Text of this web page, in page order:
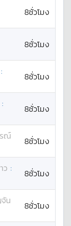
8ชั่วโมง
8ชั่วโมง
:
8ชั่วโมง
:
8ชั่วโมง
ณ์
8ชั่วโมง
ว :
8ชั่วโมง
น
8ชั่วโมง